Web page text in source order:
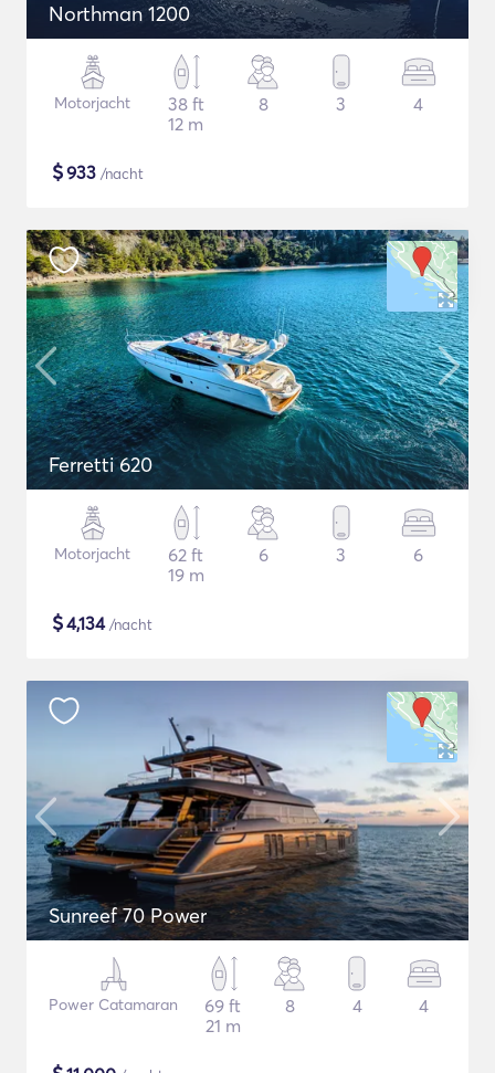
Northman 1200
Motorjacht
38 ft
12 m
8 3 4
$933 /nacht
Ferretti 620
Motorjacht
62 ft
19 m
6 3 6
$4,134/nacht
Sunreef 70 Power
Power Catamaran
69 ft
21 m
8 4 4